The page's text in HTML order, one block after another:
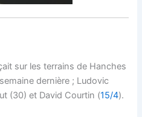
sur les terrains de Hanches
dernière ; Ludovic
(30) et David Courtin (15/4).